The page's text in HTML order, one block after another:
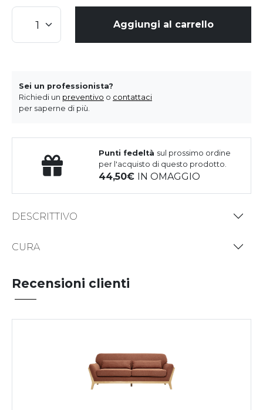
Aggiungi al carrello
Sei un professionista?
Richiedi un preventivo o contattaci
per saperne di più.
Punti fedeltà sul prossimo ordine
per l'acquisto di questo prodotto.
44,50 IN OMAGGIO
DESCRITTIVO
CURA
Recensioni clienti